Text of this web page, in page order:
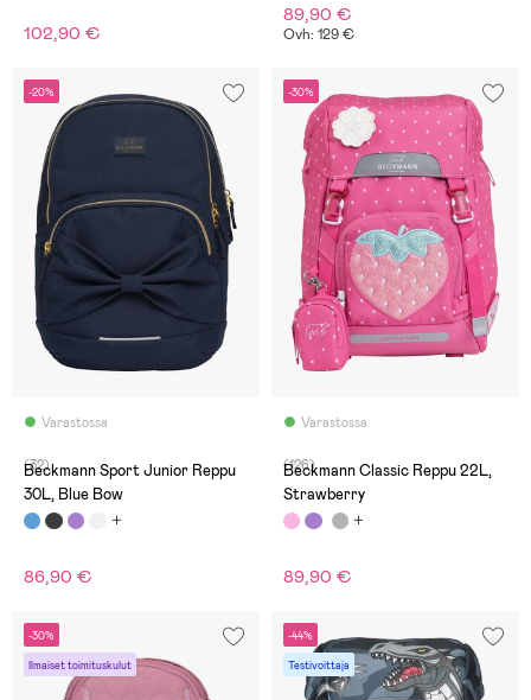
102,90 €
89,90 €
Ovh: 129 €
-20%
Varastossa
(32)
Beckmann Sport Junior Reppu
30L, Blue Bow
86,90 €
-30%
Varastossa
(126)
Beckmann Classic Reppu 22L,
Strawberry
89,90 €
-30%
Ilmaiset toimituskulut
-44%
Testivoittaja